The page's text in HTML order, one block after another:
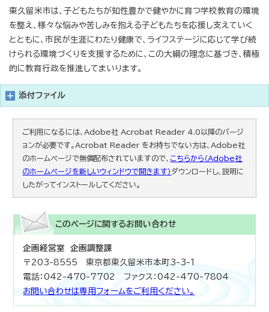
東久留米市は、子どもたちが知性豊かで健やかに育つ学校教育の環境
を整え、様々な悩みや苦しみを抱える子どもたちを応援し支えていく
とともに、市民が生涯にわたり健康で、ライフステージに応じて学び続
けられる環境づくりを支援するために、この大綱の理念に基づき、積極
的に教育行政を推進してまいります。
添付ファイル
ご利用になるには、Adobe社 Acrobat Reader 4.0以降のバージ
ョンが必要です。Acrobat Reader をお持ちでない方は、Adobe社
のホームページで無償配布されていますので、 こちらから（Adobe社
のホームページを新しいウィンドウで開きます）ダウンロードし、説明に
したがってインストールしてください。
このページに関するお問い合わせ
企画経営室 企画調整課
〒203-8555 東京都東久留米市本町3-3-1
電話：042-470-7702 ファクス：042-470-7804
お問い合わせは専用フォームをご利用ください。